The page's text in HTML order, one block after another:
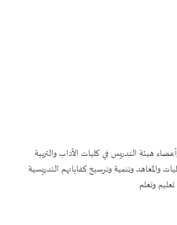
هيئة التدريس في كليات الآداب والتربية
والمعاهد وتنمية وترسيخ كفاياتهم التدريسية
وتعلم